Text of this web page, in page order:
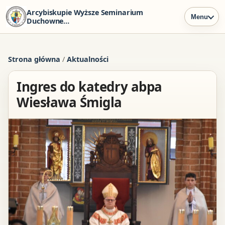
Arcybiskupie Wyższe Seminarium
Duchowne
Menu
Strona główna / Aktualności
Ingres do katedry abpa
Wiesława Śmigla